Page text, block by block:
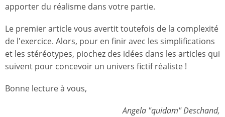
apporter du réalisme dans votre partie.
Le premier article vous avertit toutefois de la complexité
de l'exercice. Alors, pour en finir avec les simplifications
et les stéréotypes, piochez des idées dans les articles qui
suivent pour concevoir un univers fictif réaliste !
Bonne lecture à vous,
Angela "quidam" Deschand,